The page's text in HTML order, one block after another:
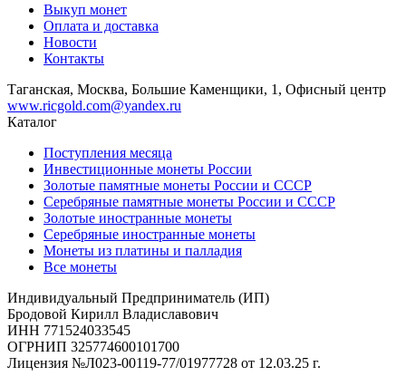
Выкуп монет
Оплата и доставка
Новости
Контакты
Таганская, Москва, Большие Каменщики, 1, Офисный центр
www.ricgold.com@yandex.ru
Каталог
Поступления месяца
Инвестиционные монеты России
Золотые памятные монеты России и СССР
Серебряные памятные монеты России и СССР
Золотые иностранные монеты
Серебряные иностранные монеты
Монеты из платины и палладия
Все монеты
Индивидуальный Предприниматель (ИП)
Бродовой Кирилл Владиславович
ИНН 771524033545
ОГРНИП 325774600101700
Лицензия №Л023-00119-77/01977728 от 12.03.25 г.